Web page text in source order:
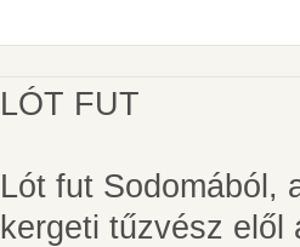
LÓT FUT
Lót fut Sodomából,
kergeti tűzvész elől